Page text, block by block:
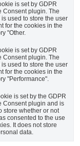
is set by GDPR
Consent plugin. The
used to store the user
for the cookies in the
"Other.
is set by GDPR
Consent plugin. The
used to store the user
for the cookies in the
"Performance".
is set by the GDPR
Consent plugin and is
store whether or not
consented to the use
It does not store
data.